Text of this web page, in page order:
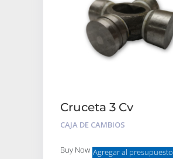
Cruceta 3 Cv
CAJA DE CAMBIOS
Buy Now Agregar al presupuesto